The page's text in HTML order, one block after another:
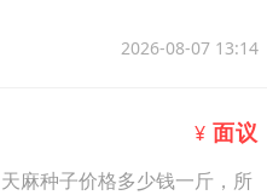
2026-08-07 13:14
¥ 面议
麻种子价格多少钱一斤，所